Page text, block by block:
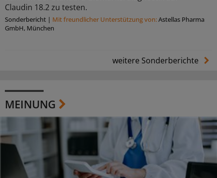
Claudin 18.2 zu testen.
Sonderbericht | Mit freundlicher Unterstützung von:Astellas Pharma
GmbH, München
weitere Sonderberichte
MEINUNG